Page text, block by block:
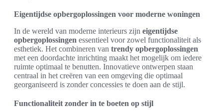
Eigentijdse opbergoplossingen voor moderne woningen
In de wereld van moderne interieurs zijn eigentijdse
opbergoplossingen essentieel voor zowel functionaliteit als
esthetiek. Het combineren van trendy opbergoplossingen
met een doordachte inrichting maakt het mogelijk om iedere
ruimte optimaal te benutten. Innovatieve ontwerpen staan
centraal in het creëren van een omgeving die optimaal
georganiseerd is zonder concessies te doen aan de stijl.
Functionaliteit zonder in te boeten op stijl